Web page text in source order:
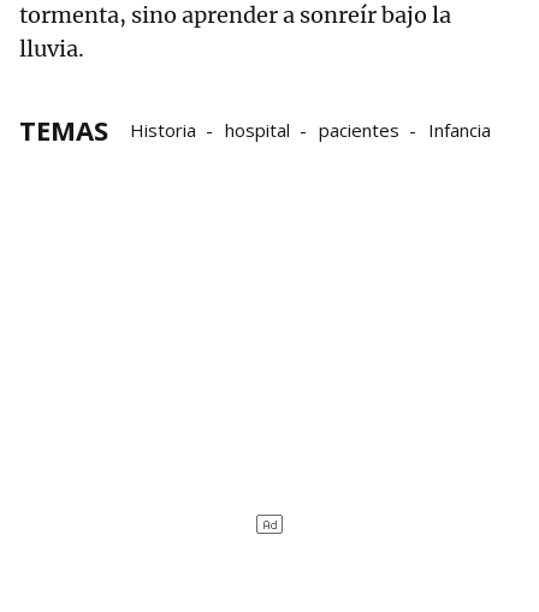
tormenta, sino aprender a sonreír bajo la
lluvia.
TEMAS Historia hospital pacientes Infancia